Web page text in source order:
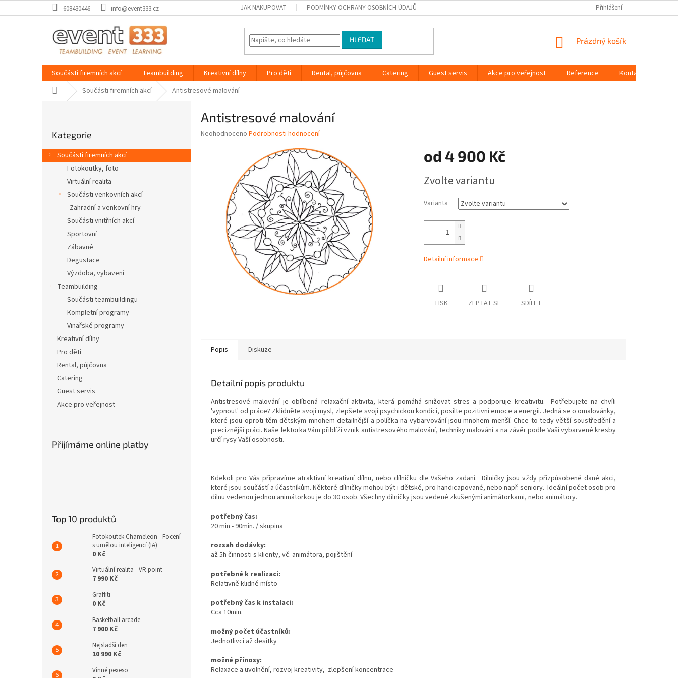
na
608430446 info@event333.cz JAK NAKUPOVAT PODMÍNKY OCHRANY OSOBNÍCH ÚDAJŮ Přihlášení
HLEDAT
NÁKUPNÍ
Prázdný košík
Součásti firemních akcí Teambuilding Kreativní dílny Pro děti Rental, půjčovna Catering Guest servis Akce pro veřejnost Reference
Kontakty
Domů Součásti firemních akcí Antistresové malování
r
a
kategorie
Kategorie
Součásti firemních akcí
Fotokoutky, foto
Virtuální realita
Součásti venkovních akcí
Zahradní a venkovní hry
Součásti vnitřních akcí
Sportovní
Zábavné
Degustace
Výzdoba, vybavení
Teambuilding
Součásti teambuildingu
Kompletní programy
Vinařské programy
Kreativní dílny
Pro děti
Rental, půjčovna
Catering
Guest servis
Akce pro veřejnost
Přijímáme online platby
Top 10 produktů
Fotokoutek Chameleon - Focení
s umělou inteligencí (IA)
0 Kč
Virtuální realita - VR point
7 990 Kč
Graffiti
0 Kč
Basketball arcade
7 900 Kč
Nejsladší den
10 990 Kč
Vinné pexeso
Antistresové malování
Průměrné
hvězdiček.
Neohodnoceno Podrobnosti hodnocení
od 4 900 Kč
cena:
Zvolte variantu
Varianta
Detailní informace
TISK ZEPTAT SE SDÍLET
Popis Diskuze
Detailní popis produktu
Antistresové malování je oblíbená relaxační aktivita, která pomáhá snižovat stres a podporuje kreativitu. Potřebujete na chvíli
'vypnout' od práce? Zklidněte svoji mysl, zlepšete svoji psychickou kondici, posilte pozitivní emoce a energii. Jedná se o omalovánky,
které jsou oproti těm dětským mnohem detailnější a políčka na vybarvování jsou mnohem menší. Chce to tedy větší soustředění a
preciznější práci. Naše lektorka Vám přiblíží vznik antistresového malování, techniky malování a na závěr podle Vaší vybarvené kresby
určí rysy Vaší osobnosti.
Kdekoli pro Vás připravíme atraktivní kreativní dílnu, nebo dílničku dle Vašeho zadaní. Dílničky jsou vždy přizpůsobené dané akci,
které jsou součástí a účastníkům. Některé dílničky mohou být i dětské, pro handicapované, nebo např. seniory. Ideální počet osob pro
dílnu vedenou jednou animátorkou je do 30 osob. Všechny dílničky jsou vedené zkušenými animátorkami, nebo animátory.
potřebný čas:
20 min - 90min. / skupina
rozsah dodávky:
až 5h činnosti s klienty, vč. animátora, pojištění
potřebné k realizaci:
Relativně klidné místo
potřebný čas k instalaci:
Cca 10min.
možný počet účastníků:
Jednotlivci až desítky
možné přínosy:
Relaxace a uvolnění, rozvoj kreativity, zlepšení koncentrace